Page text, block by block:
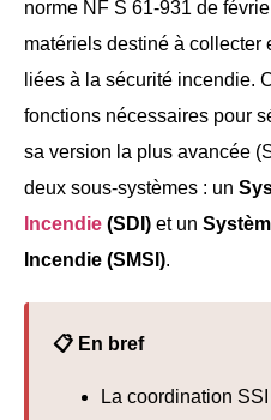
norme NF S 61-931 de
matériels destiné à collecter
liées à la sécurité incendie.
fonctions nécessaires pour
sa version la plus avancée
deux sous-systèmes : un
Incendie (SDI) et un
Incendie (SMSI).
📋 En bref
La coordination